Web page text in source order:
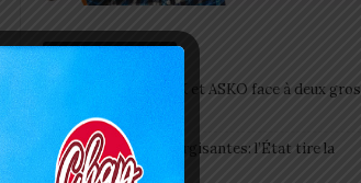
Articles récents
Interclubs CAF: ASCK et ASKO face à deux gros
morceaux
Togo/ Boissons énergisantes: l’État tire la
sonnette d’alarme